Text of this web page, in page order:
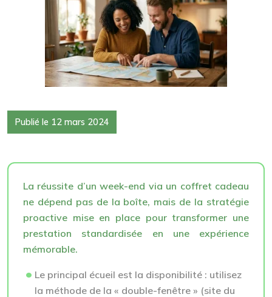
Publié le 12 mars 2024
La réussite d’un week-end via un coffret cadeau
ne dépend pas de la boîte, mais de la stratégie
proactive mise en place pour transformer une
prestation standardisée en une expérience
mémorable.
Le principal écueil est la disponibilité : utilisez
la méthode de la « double-fenêtre » (site du